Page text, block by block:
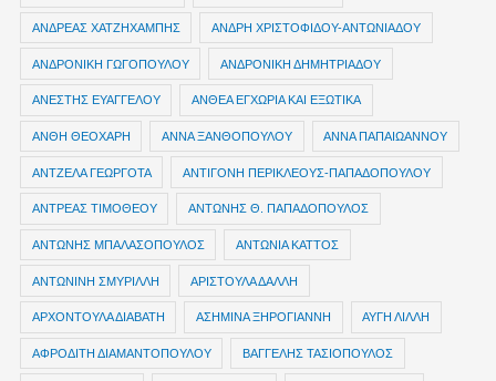
ΑΝΔΡΕΑΣ ΧΑΤΖΗΧΑΜΠΗΣ ΑΝΔΡΗ ΧΡΙΣΤΟΦΙΔΟΥ-ΑΝΤΩΝΙΑΔΟΥ
ΑΝΔΡΟΝΙΚΗ ΓΩΓΟΠΟΥΛΟΥ ΑΝΔΡΟΝΙΚΗ ΔΗΜΗΤΡΙΑΔΟΥ
ΑΝΕΣΤΗΣ ΕΥΑΓΓΕΛΟΥ ΑΝΘΕΑ ΕΓΧΩΡΙΑ ΚΑΙ ΕΞΩΤΙΚΑ
ΑΝΘΗ ΘΕΟΧΑΡΗ ΑΝΝΑ ΞΑΝΘΟΠΟΥΛΟΥ ΑΝΝΑ ΠΑΠΑΙΩΑΝΝΟΥ
ΑΝΤΖΕΛΑ ΓΕΩΡΓΟΤΑ ΑΝΤΙΓΟΝΗ ΠΕΡΙΚΛΕΟΥΣ-ΠΑΠΑΔΟΠΟΥΛΟΥ
ΑΝΤΡΕΑΣ ΤΙΜΟΘΕΟΥ ΑΝΤΩΝΗΣ Θ. ΠΑΠΑΔΟΠΟΥΛΟΣ
ΑΝΤΩΝΗΣ ΜΠΑΛΑΣΟΠΟΥΛΟΣ ΑΝΤΩΝΙΑ ΚΑΤΤΟΣ
ΑΝΤΩΝΙΝΗ ΣΜΥΡΙΛΛΗ ΑΡΙΣΤΟΥΛΑ ΔΑΛΛΗ
ΑΡΧΟΝΤΟΥΛΑ ΔΙΑΒΑΤΗ ΑΣΗΜΙΝΑ ΞΗΡΟΓΙΑΝΝΗ ΑΥΓΗ ΛΙΛΛΗ
ΑΦΡΟΔΙΤΗ ΔΙΑΜΑΝΤΟΠΟΥΛΟΥ ΒΑΓΓΕΛΗΣ ΤΑΣΙΟΠΟΥΛΟΣ